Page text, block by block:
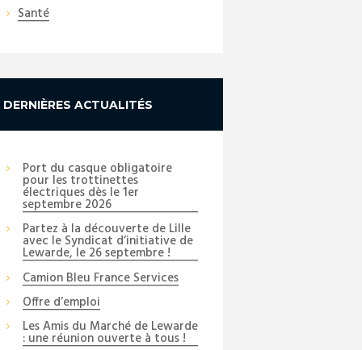
Santé
DERNIÈRES ACTUALITÉS
Port du casque obligatoire
pour les trottinettes
électriques dès le 1er
septembre 2026
Partez à la découverte de Lille
avec le Syndicat d’initiative de
Lewarde, le 26 septembre !
Camion Bleu France Services
Offre d’emploi
Les Amis du Marché de Lewarde
: une réunion ouverte à tous !